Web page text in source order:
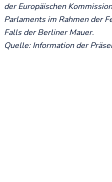
der Europäischen
Parlaments im Rahmen der
Falls der Berliner Mauer.
Quelle: Information der